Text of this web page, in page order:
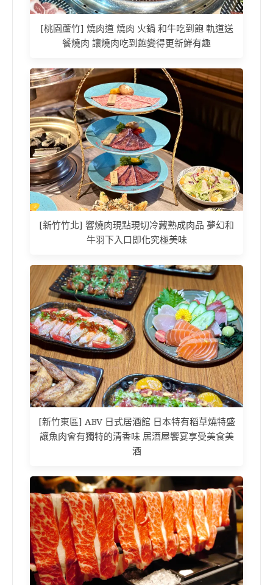
[桃園蘆竹] 燒肉道 燒肉 火鍋 和牛吃到飽 軌道送
餐燒肉 讓燒肉吃到飽變得更新鮮有趣
[新竹竹北] 響燒肉現點現切冷藏熟成肉品 夢幻和
牛羽下入口即化究極美味
[新竹東區] ABV 日式居酒館 日本特有稻草燒特盛
讓魚肉會有獨特的清香味 居酒屋饗宴享受美食美
酒